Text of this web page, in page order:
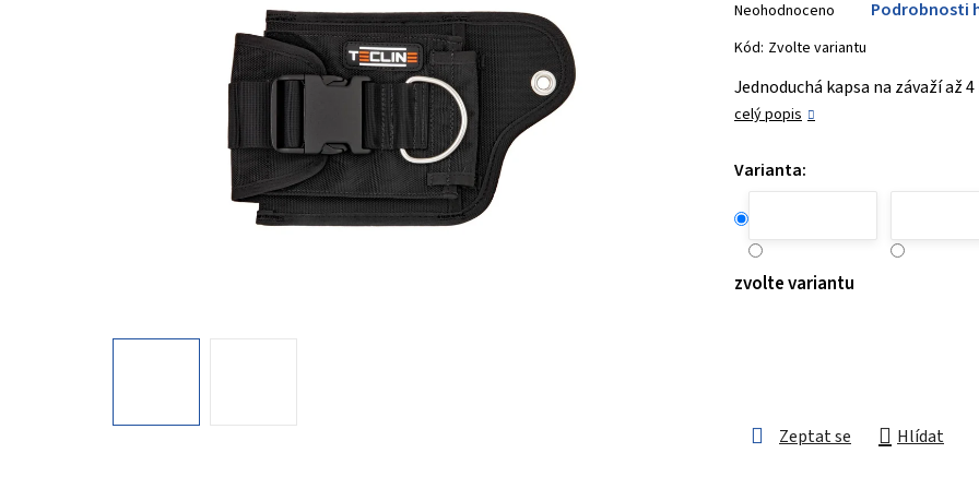
hodnocení
produktu
0,0
z 5
Neohodnoceno Podrobnosti
Kód: Zvolte variantu
Jednoduchá kapsa na závaží až 4
celý popis
Varianta:
zvolte variantu
Zeptat se Hlídat